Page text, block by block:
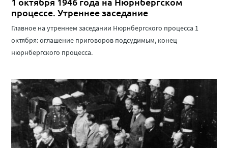
процессе. Утреннее заседание
Главное на утреннем заседании Нюрнбергского процесса 1
октября: оглашение приговоров подсудимым, конец
нюрнбергского процесса.